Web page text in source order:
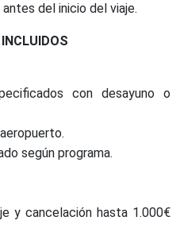
del inicio del viaje.
con desayuno o
según programa.
y cancelación hasta 1.000€